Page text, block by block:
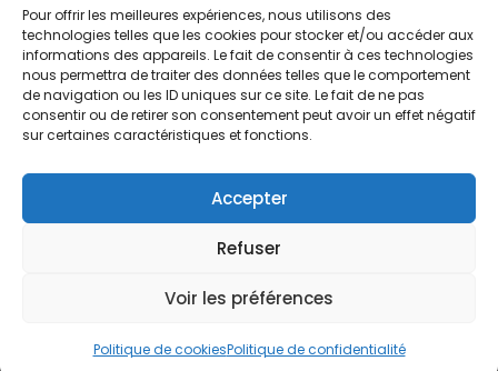
Pour offrir les meilleures expériences, nous utilisons des
technologies telles que les cookies pour stocker et/ou accéder aux
informations des appareils. Le fait de consentir à ces technologies
nous permettra de traiter des données telles que le comportement
de navigation ou les ID uniques sur ce site. Le fait de ne pas
consentir ou de retirer son consentement peut avoir un effet négatif
sur certaines caractéristiques et fonctions.
Accepter
Refuser
Voir les préférences
Politique de cookiesPolitique de confidentialité
¡Viva Villa! est un réseau de résidences
artistiques françaises à l’étranger créé en 2016
par laCasa de Velázquez (Madrid), laVilla
Kujoyama (Kyoto)etlaVilla Médicis (Rome),
rejointes en 2023 parlaVilla Albertine (Etats-
© 2025 ¡Viva Villa!. Tous droits réservés | Site
créé parMaison Dīcēs